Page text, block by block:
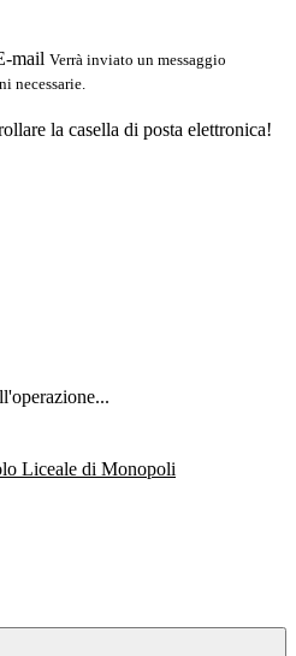
mail Verrà inviato un messaggio
necessarie.
la casella di posta elettronica!